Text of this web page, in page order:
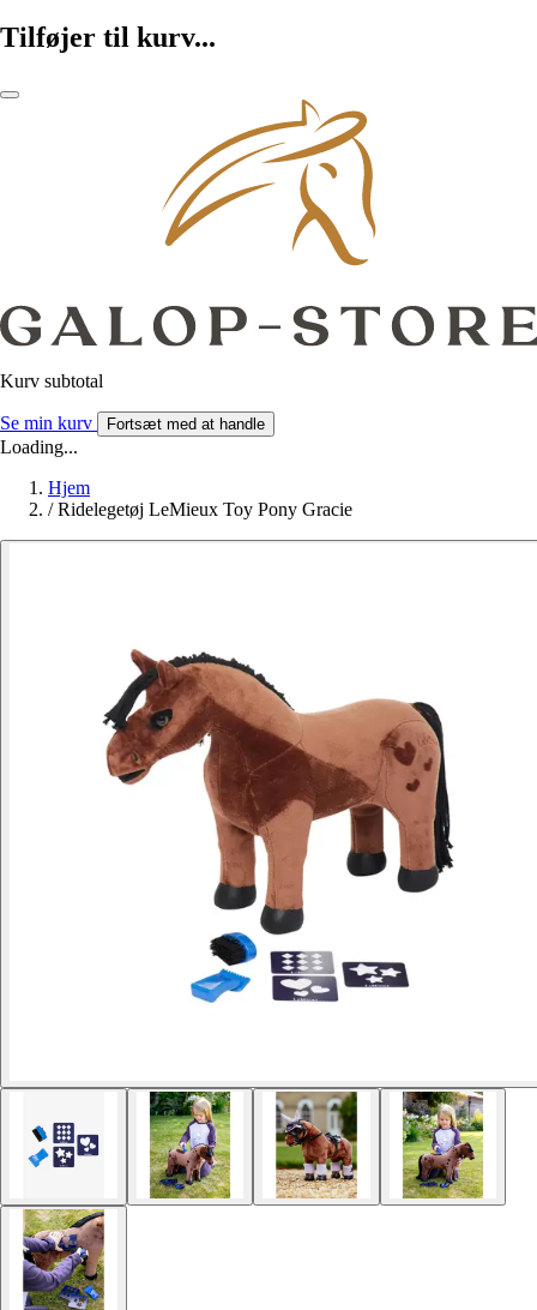
Tilføjer til kurv...
Kurv subtotal
Se min kurv Fortsæt med at handle
Loading...
Hjem
/ Ridelegetøj LeMieux Toy Pony Gracie